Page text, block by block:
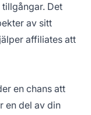
Det
av sitt
affiliates att
en chans att
en del av din